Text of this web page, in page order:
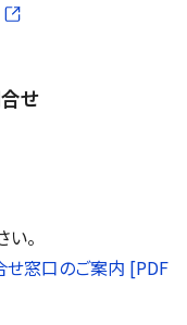
せ
。
せ窓口のご案内 [PDF